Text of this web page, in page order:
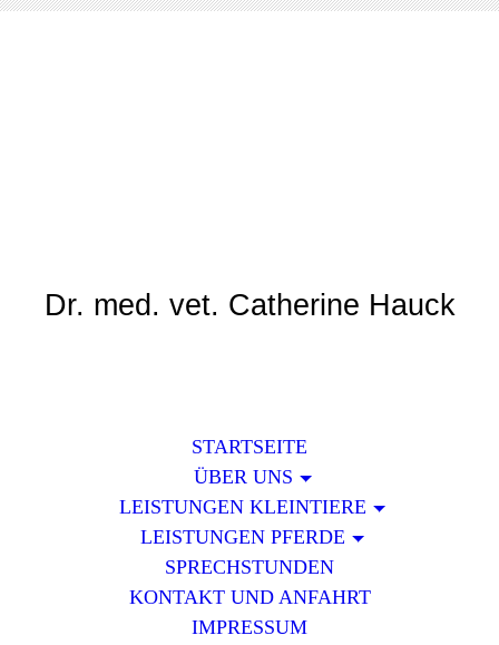
Dr. med. vet. Catherine Hauck
STARTSEITE
ÜBER UNS
LEISTUNGEN KLEINTIERE
LEISTUNGEN PFERDE
SPRECHSTUNDEN
KONTAKT UND ANFAHRT
IMPRESSUM